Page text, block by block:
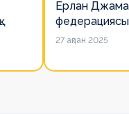
Ерлан
есімін
27 ақпан 2025